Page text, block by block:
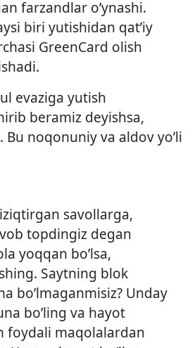
farzandlar o’ynashi.
biri yutishidan qat’iy
GreenCard olish
evaziga yutish
beramiz deyishsa,
noqonuniy va aldov yo’li
savollarga,
topdingiz degan
yoqqan bo’lsa,
Saytning blok
bo’lmaganmisiz? Unday
bo’ling va hayot
foydali maqolalardan